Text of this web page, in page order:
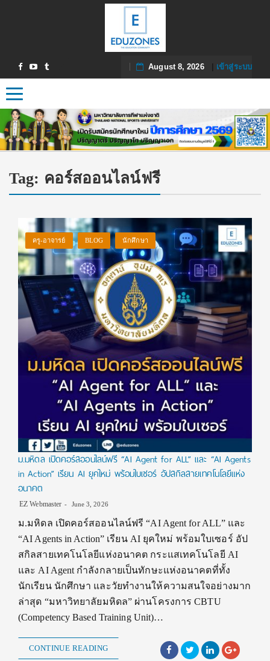
August 8, 2026| เข้าสู่ระบบ
Toggle navigation
Tag: คอร์สออนไลน์ฟรี
ครู-อาจารย์ BLOG นักศึกษา
ม.มหิดล เปิดคอร์สออนไลน์ฟรี “AI Agent for ALL” และ “AI Agents
in Action” เรียน AI ยุคใหม่ พร้อมใบเซอร์ อัปสกิลสายเทคโนโลยีแห่ง
อนาคต
EZ Webmaster June 3, 2026
ม.มหิดล เปิดคอร์สออนไลน์ฟรี “AI Agent for ALL” และ
“AI Agents in Action” เรียน AI ยุคใหม่ พร้อมใบเซอร์ อัป
สกิลสายเทคโนโลยีแห่งอนาคต กระแสเทคโนโลยี AI
และ AI Agent กำลังกลายเป็นทักษะแห่งอนาคตที่ทั้ง
นักเรียน นักศึกษา และวัยทำงานให้ความสนใจอย่างมาก
ล่าสุด “มหาวิทยาลัยมหิดล” ผ่านโครงการ CBTU
(Competency Based Training Unit)…
CONTINUE READING